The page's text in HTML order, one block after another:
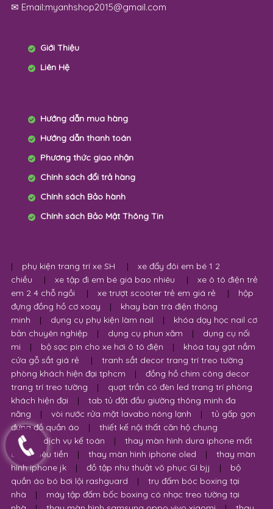
MỸ ANH SHOP
☎ Hotline: 0978357900
★ Thời gian mở cửa: 8:30 A.M - 19:00 P.M T2 - T7 (CN, Lễ
Hướng dẫn mua hàng
Hướng dẫn thanh toán
Phương thức giao nhận
Chính sách đổi trả hàng
Chính sách Bảo hành
Chính sách Bảo Mật Thông Tin
| phụ kiện trang trí xe SH |
xe đẩy đôi em bé 1 2
chiều
| xe tập đi em bé giá bao nhiêu |
xe ô tô điện trẻ
em 2 4 chỗ ngồi
xe trượt scooter trẻ em giá rẻ |
hộp
đựng đồng hồ cơ xoay
|
khay bàn trà điện thông
minh
| dụng cụ phụ kiện làm nail |
khóa dạy học nail cơ
bản chuyên nghiệp
| dụng cụ phun xăm |
dụng cụ nối